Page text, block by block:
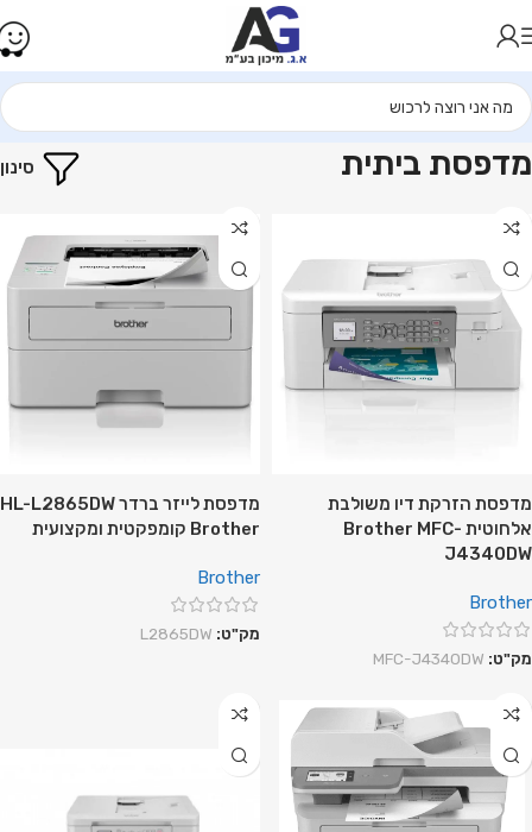
עמוד הבית מדפסות מדפסת ביתית
מדפסת ביתית סינון
מדפסת הזרקת דיו משולבת
אלחוטית Brother MFC-
J4340DW
Brother
מק"ט: ‎MFC-J4340DW
מדפסת לייזר ברדר HL-L2865DW
Brother קומפקטית ומקצועית
Brother
מק"ט: L2865DW